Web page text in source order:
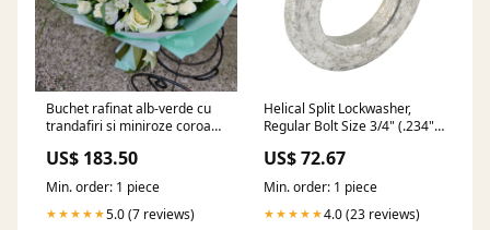
Buchet rafinat alb-verde cu
trandafiri si miniroze coroane
US$ 183.50
Min. order: 1 piece
★★★★★5.0 (7 reviews)
Helical Split Lockwasher,
Regular Bolt Size 3/4" (.234"
7075-T6 Plain ANSI B18.21.1-
1972(R1983)
US$ 72.67
Min. order: 1 piece
★★★★★4.0 (23 reviews)